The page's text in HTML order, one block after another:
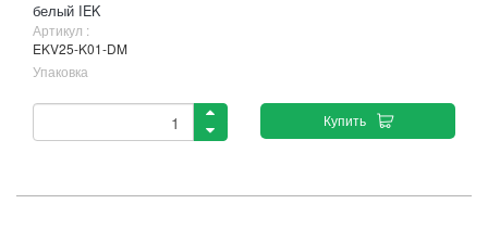
белый IEK
Артикул :
EKV25-K01-DM
Упаковка
Купить